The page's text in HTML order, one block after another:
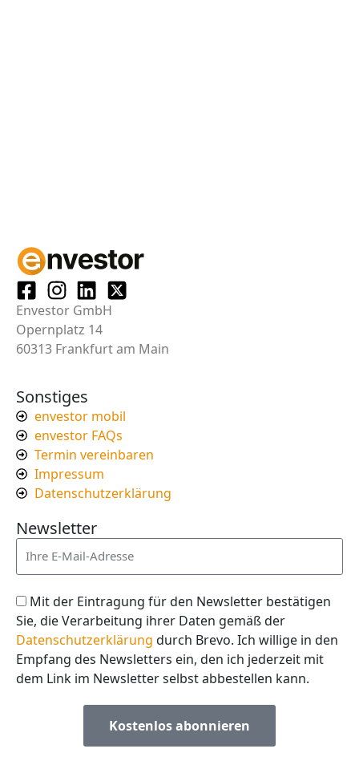
Envestor GmbH
Opernplatz 14
60313 Frankfurt am Main
Sonstiges
envestor mobil
envestor FAQs
Termin vereinbaren
Impressum
Datenschutzerklärung
Newsletter
Mit der Eintragung für den Newsletter bestätigen
Sie, die Verarbeitung ihrer Daten gemäß der
Datenschutzerklärung durch Brevo. Ich willige in den
Empfang des Newsletters ein, den ich jederzeit mit
dem Link im Newsletter selbst abbestellen kann.
Kostenlos abonnieren